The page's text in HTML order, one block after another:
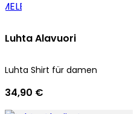
Luhta Alavuori
Luhta Shirt für damen
34,90 €